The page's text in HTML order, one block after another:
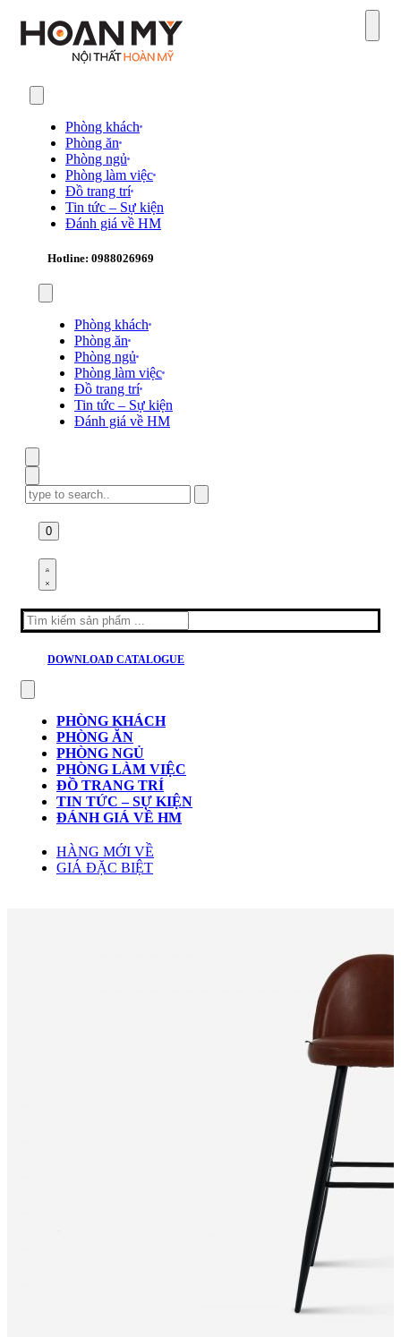
Phòng khách
Phòng ăn
Phòng ngủ
Phòng làm việc
Đồ trang trí
Tin tức – Sự kiện
Đánh giá về HM
Hotline: 0988026969
Phòng khách
Phòng ăn
Phòng ngủ
Phòng làm việc
Đồ trang trí
Tin tức – Sự kiện
Đánh giá về HM
Search
for:
0
Search
for:
DOWNLOAD CATALOGUE
PHÒNG KHÁCH
PHÒNG ĂN
PHÒNG NGỦ
PHÒNG LÀM VIỆC
ĐỒ TRANG TRÍ
TIN TỨC – SỰ KIỆN
ĐÁNH GIÁ VỀ HM
HÀNG MỚI VỀ
GIÁ ĐẶC BIỆT